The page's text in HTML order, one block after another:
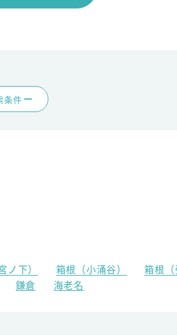
条件
ノ下） 箱根（小涌谷）
箱根（
鎌倉 海老名